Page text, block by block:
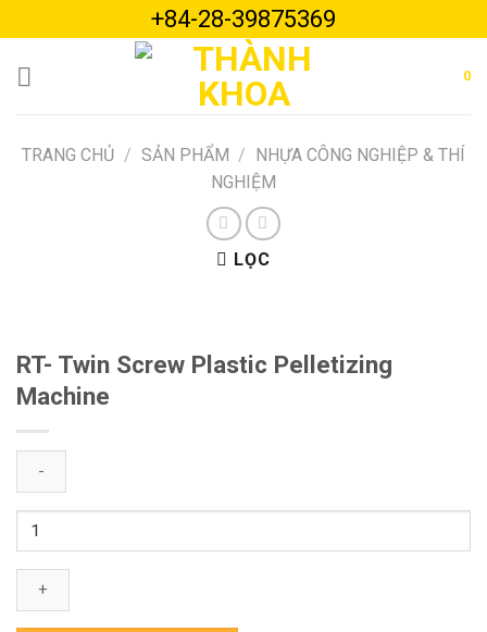
to
content
+84-28-39875369
0
TRANG CHỦ / SẢN PHẨM / NHỰA CÔNG NGHIỆP & THÍ
NGHIỆM
LỌC
RT- Twin Screw Plastic Pelletizing
Machine
RT-
Twin
Screw
Plastic